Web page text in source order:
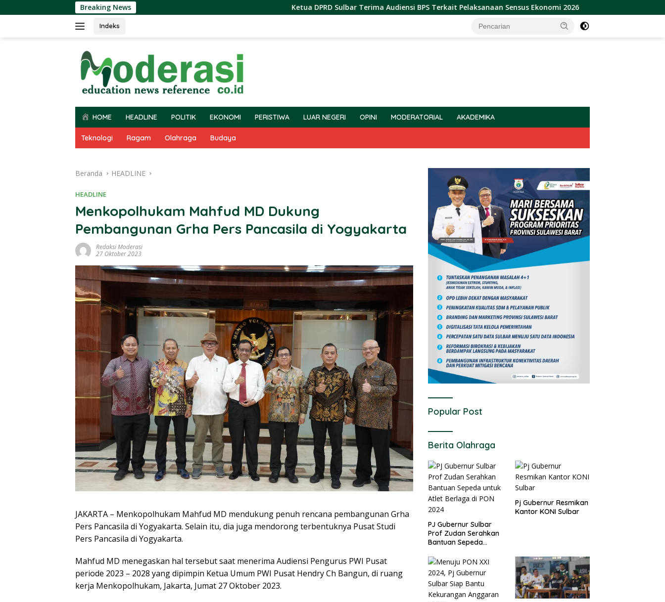
ke
Breaking News Ketua DPRD Sulbar Terima Audiensi BPS Terkait Pelaksanaan Sensus Ekonomi 2026 Sulbar Raih Penghargaan
Indeks
HOME HEADLINE POLITIK EKONOMI PERISTIWA LUAR NEGERI OPINI MODERATORIAL AKADEMIKA
Teknologi Ragam Olahraga Budaya
Beranda HEADLINE
HEADLINE
Menkopolhukam Mahfud MD Dukung
Pembangunan Grha Pers Pancasila di Yogyakarta
Redaksi Moderasi
27 Oktober 2023
JAKARTA – Menkopolhukam Mahfud MD mendukung penuh rencana pembangunan Grha
Pers Pancasila di Yogyakarta. Selain itu, dia juga mendorong terbentuknya Pusat Studi
Pers Pancasila di Yogyakarta.
Mahfud MD menegaskan hal tersebut saat menerima Audiensi Pengurus PWI Pusat
periode 2023 – 2028 yang dipimpin Ketua Umum PWI Pusat Hendry Ch Bangun, di ruang
kerja Menkopolhukam, Jakarta, Jumat 27 Oktober 2023.
Popular Post
Berita Olahraga
PJ Gubernur Sulbar
Prof Zudan Serahkan
Bantuan Sepeda
PON 2024
Pj Gubernur Resmikan
Kantor KONI Sulbar